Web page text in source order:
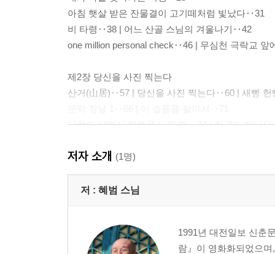
아침 햇살 받은 잔물결이 고기떼처럼 빛났다‥31
비 타령‥38 | 어느 산골 스님의 겨울나기‥42
one million personal check‥46 | 무심천 극락교 앞
제2장 당신을 사진 찍는다
산거(山居)‥57 | 당신을 사진 찍는다‥60 | 새삥
사람이 살면서 행복을 느낄 때‥74 | 허공도 아니
제3장 그 소를 잡을 줄 아는구나
밤바다를 거니는 스님‥85 | 견월망지(見月忘指
그 소를 잡을 줄 아는구나‥90 | 농부스님‥93
비 오는 날 가끔 짜장면 먹으러 간다‥108
저자 소개 (1명)
저 : 혜범 스님
1991년 대전일보 신춘
람』이 영화화되었으